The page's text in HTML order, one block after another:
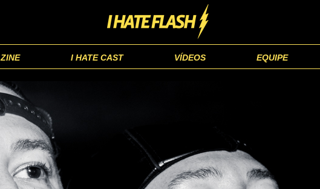
ZINE I HATE CAST VÍDEOS EQUIPE